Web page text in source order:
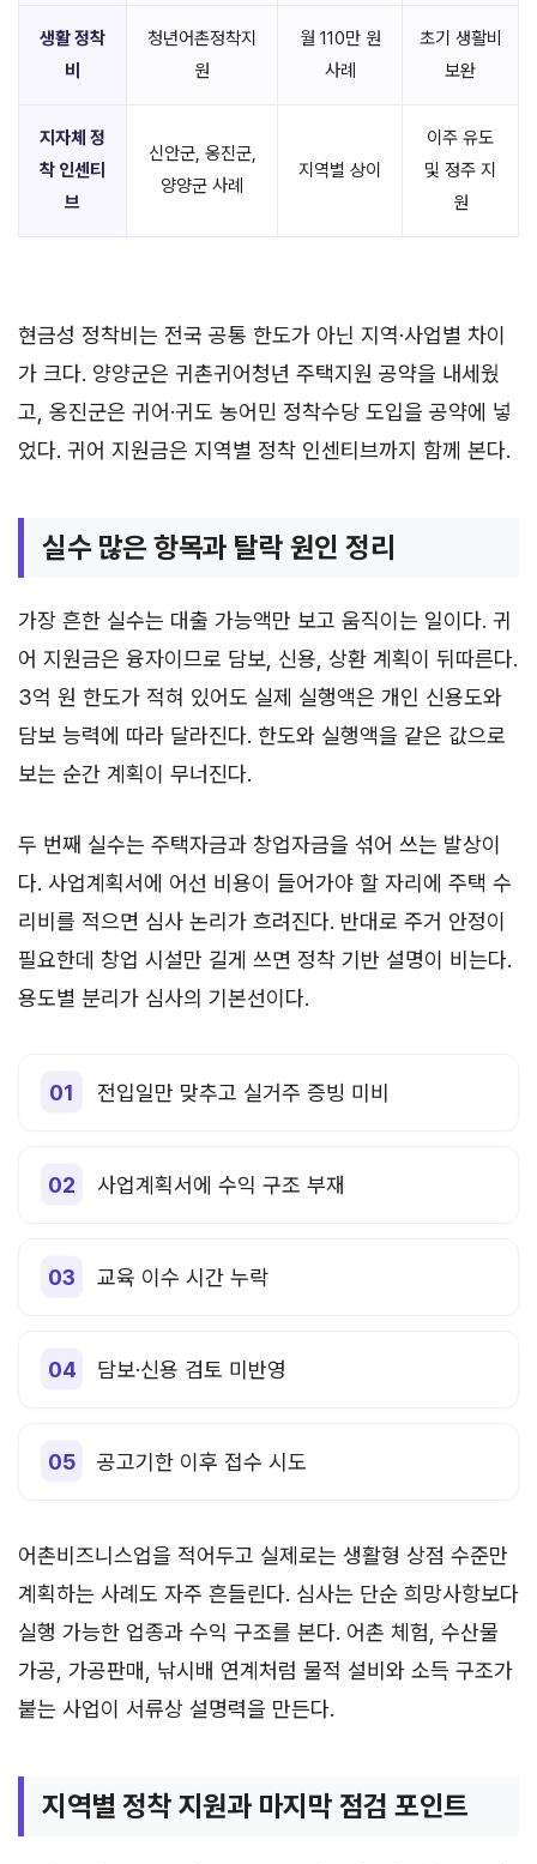
생활 정착
비
청년어촌정착지
원
월 110만 원
사례
초기 생활비
보완
지자체 정
착 인센티
브
신안군, 옹진군,
양양군 사례
지역별 상이
이주 유도
및 정주 지
원
현금성 정착비는 전국 공통 한도가 아닌 지역·사업별 차이
가 크다. 양양군은 귀촌귀어청년 주택지원 공약을 내세웠
고, 옹진군은 귀어·귀도 농어민 정착수당 도입을 공약에 넣
었다. 귀어 지원금은 지역별 정착 인센티브까지 함께 본다.
실수 많은 항목과 탈락 원인 정리
가장 흔한 실수는 대출 가능액만 보고 움직이는 일이다. 귀
어 지원금은 융자이므로 담보, 신용, 상환 계획이 뒤따른다.
3억 원 한도가 적혀 있어도 실제 실행액은 개인 신용도와
담보 능력에 따라 달라진다. 한도와 실행액을 같은 값으로
보는 순간 계획이 무너진다.
두 번째 실수는 주택자금과 창업자금을 섞어 쓰는 발상이
다. 사업계획서에 어선 비용이 들어가야 할 자리에 주택 수
리비를 적으면 심사 논리가 흐려진다. 반대로 주거 안정이
필요한데 창업 시설만 길게 쓰면 정착 기반 설명이 비는다.
용도별 분리가 심사의 기본선이다.
전입일만 맞추고 실거주 증빙 미비
사업계획서에 수익 구조 부재
교육 이수 시간 누락
담보·신용 검토 미반영
공고기한 이후 접수 시도
어촌비즈니스업을 적어두고 실제로는 생활형 상점 수준만
계획하는 사례도 자주 흔들린다. 심사는 단순 희망사항보다
실행 가능한 업종과 수익 구조를 본다. 어촌 체험, 수산물
가공, 가공판매, 낚시배 연계처럼 물적 설비와 소득 구조가
붙는 사업이 서류상 설명력을 만든다.
지역별 정착 지원과 마지막 점검 포인트